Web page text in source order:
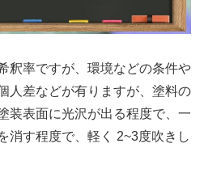
釈率ですが、環境などの条件や
人差などが有りますが、塗料の
装表面に光沢が出る程度で、一
消す程度で、軽く 2~3度吹きし